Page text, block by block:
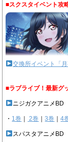
■スクスタイベント攻
交換所イベント「
■ラブライブ！最新グ
ニジガクアニメBD
・ 1巻 2巻 ｜3巻 ｜4
スパスタアニメBD